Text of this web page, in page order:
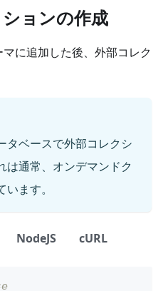
ョンの作成
に追加した後、外部コレク
タベースで外部コレクシ
は通常、オンデマンドク
ます。
NodeJS cURL